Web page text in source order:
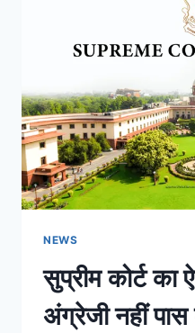
NEWS
सुप्रीम कोर्ट का
अंग्रेजी नहीं